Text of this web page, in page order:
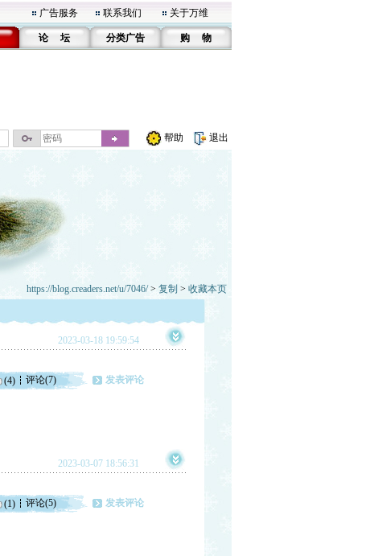
广告服务 联系我们 关于万维
论 坛 分类广告 购 物
帮助 退出
https://blog.creaders.net/u/7046/> 复制 > 收藏本页
2023-03-18 19:59:54
(4) 评论(7) 发表评论
2023-03-07 18:56:31
(1) 评论(5) 发表评论